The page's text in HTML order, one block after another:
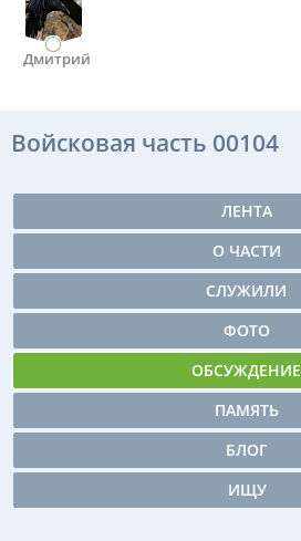
Дмитрий
Войсковая часть 00104
ЛЕНТА
О ЧАСТИ
СЛУЖИЛИ
ФОТО
ОБСУЖДЕНИЕ
ПАМЯТЬ
БЛОГ
ИЩУ